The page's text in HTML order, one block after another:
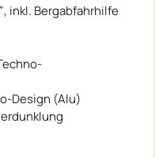
inkl. Bergabfahrhilfe
Design (Alu)